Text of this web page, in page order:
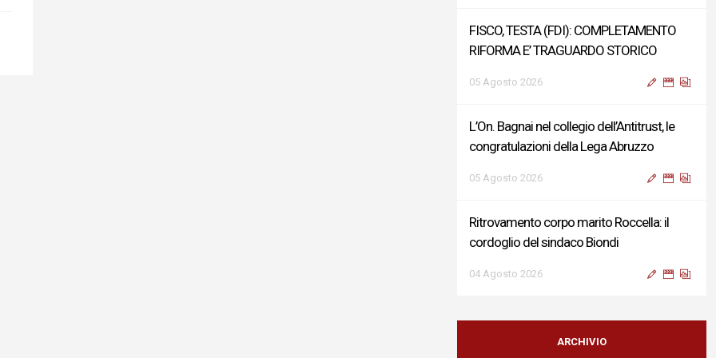
FISCO, TESTA (FDI): COMPLETAMENTO
RIFORMA E’ TRAGUARDO STORICO
05 Agosto 2026
L’On. Bagnai nel collegio dell’Antitrust, le
congratulazioni della Lega Abruzzo
05 Agosto 2026
Ritrovamento corpo marito Roccella: il
cordoglio del sindaco Biondi
04 Agosto 2026
Reddito di Cittadinanza, Testa (FdI):
Presentata interpellanza su criticità
ARCHIVIO